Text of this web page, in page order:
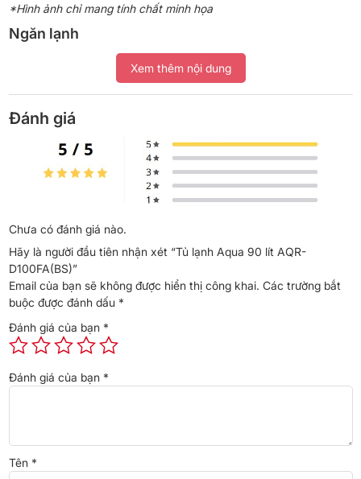
*Hình ảnh chỉ mang tính chất minh họa
Ngăn lạnh
– Ngăn lạnh tủ lạnh Aqua có dung tích sử dụng
– Tủ lạnh Aqua được trang bịkhay kính chịu lực
khay này dễ dàng tháo rời, giúp việc vệ sinh tủ lạnh trở nên thuận
Ngăn rau củ riêng biệt, rộng rãi, giúp giữ cho rau quả luôn tươi
ngon và giữ được độ ẩm cần thiết.
– Dung tích:14 lít
– Tủ lạnh Aqua mini được trang bị ngăn đá riêng biệt, giúp bạn bảo
Xem thêm nội dung
Đánh giá
Chưa có đánh giá nào.
Hãy là người đầu tiên nhận xét “Tủ lạnh Aqua 90 lít AQR-
D100FA(BS)”
Email của bạn sẽ không được hiển thị công khai. Các trường bắt
buộc được đánh dấu *
Đánh giá của bạn *
Đánh giá của bạn *
Tên *